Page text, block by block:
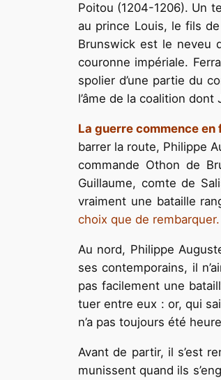
Poitou (1204-1206). Un
au prince Louis, le fils
Brunswick est le neveu
couronne impériale.
spolier d’une partie du
l’âme de la coalition
La guerre commence en
barrer la route, Philippe
commande Othon de
Guillaume, comte de
vraiment une bataille
choix que de rembarquer.
Au nord, Philippe
ses contemporains, il
pas facilement une
tuer entre eux : or, qui
n’a pas toujours été
Avant de partir, il s’est
munissent quand ils